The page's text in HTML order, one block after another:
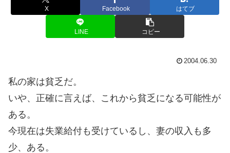
X Facebook はてブ
LINE コピー
2004.06.30
私の家は貧乏だ。
いや、正確に言えば、これから貧乏になる可能性が
ある。
今現在は失業給付も受けているし、妻の収入も多
少、ある。